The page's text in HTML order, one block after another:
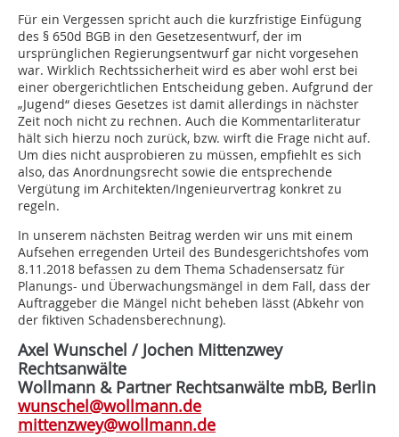
Für ein Vergessen spricht auch die kurzfristige Einfügung
des § 650d BGB in den Gesetzesentwurf, der im
ursprünglichen Regierungsentwurf gar nicht vorgesehen
war. Wirklich Rechtssicherheit wird es aber wohl erst bei
einer obergerichtlichen Entscheidung geben. Aufgrund der
„Jugend“ dieses Gesetzes ist damit allerdings in nächster
Zeit noch nicht zu rechnen. Auch die Kommentarliteratur
hält sich hierzu noch zurück, bzw. wirft die Frage nicht auf.
Um dies nicht ausprobieren zu müssen, empfiehlt es sich
also, das Anordnungsrecht sowie die entsprechende
Vergütung im Architekten/Ingenieurvertrag konkret zu
regeln.
In unserem nächsten Beitrag werden wir uns mit einem
Aufsehen erregenden Urteil des Bundesgerichtshofes vom
8.11.2018 befassen zu dem Thema Schadensersatz für
Planungs- und Überwachungsmängel in dem Fall, dass der
Auftraggeber die Mängel nicht beheben lässt (Abkehr von
der fiktiven Schadensberechnung).
Axel Wunschel / Jochen Mittenzwey
Rechtsanwälte
Wollmann & Partner Rechtsanwälte mbB, Berlin
wunschel@wollmann.de
mittenzwey@wollmann.de